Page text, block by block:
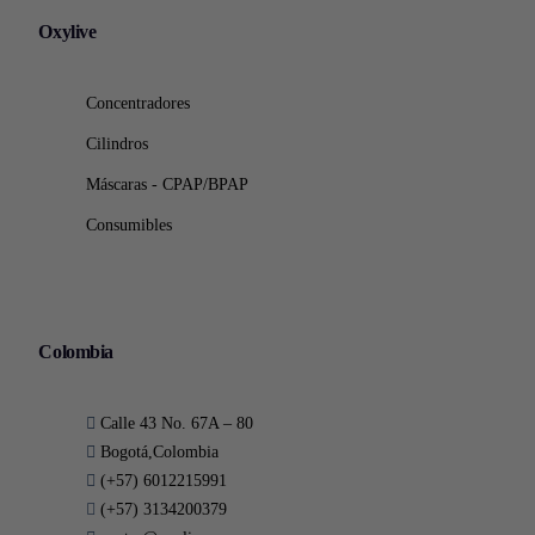
Oxylive
Concentradores
Cilindros
Máscaras - CPAP/BPAP
Consumibles
Colombia
Calle 43 No. 67A – 80
Bogotá,Colombia
(+57) 6012215991
(+57) 3134200379